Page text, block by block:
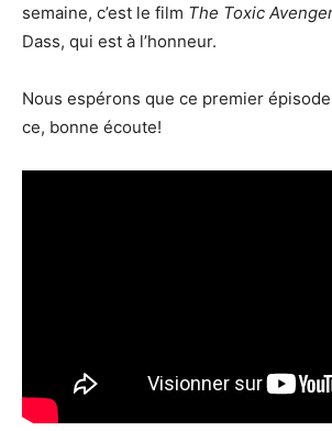
semaine, c’est le film The Toxic
Dass, qui est à l’honneur.
Nous espérons que ce premier
ce, bonne écoute!